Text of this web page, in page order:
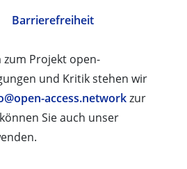
Barrierefreiheit
zum Projekt open-
und Kritik stehen wir
access.networkzur
Sie auch unser